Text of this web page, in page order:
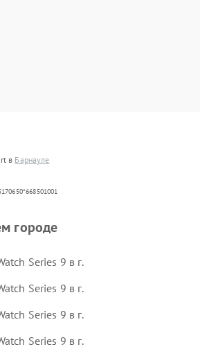
в Барнауле
городе
Series 9 в г.
Series 9 в г.
Series 9 в г.
Series 9 в г.